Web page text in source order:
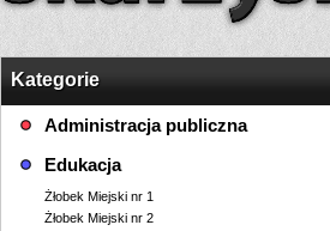
Kategorie
Administracja publiczna
Edukacja
Żłobek Miejski nr 1
Żłobek Miejski nr 2